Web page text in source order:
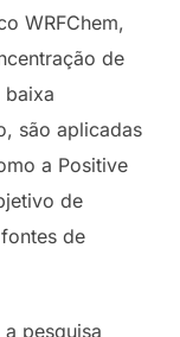
WRFChem,
de
baixa
são aplicadas
a Positive
de
de
pesquisa